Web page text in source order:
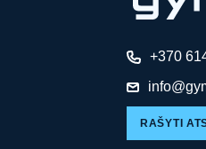
+370
RAŠYTI